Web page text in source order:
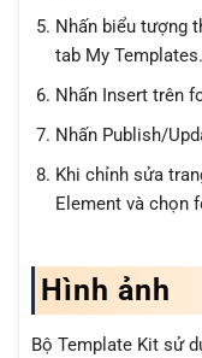
Nhấn biểu tượng
tab My Templates.
Nhấn Insert trên
Nhấn Publish/
Khi chỉnh sửa
Element và chọn
Hình ảnh
Bộ Template Kit sử